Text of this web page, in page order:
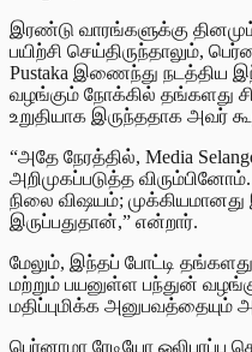
இரண்டு வாரங்களுக்கு
பயிற்சி செய்திருந்தாலும்,
Pustaka இணைந்து நடத்திய
வழங்கும் நோக்கில் தங்களது
உறுதியாக இருந்ததாக அவர்
“அதே நேரத்தில், Media
அறிமுகப்படுத்த
நிலை விஷயம்; முக்கியமானது
இருப்பதுதான்,” என்றார்.
மேலும், இந்தப் போட்டி
மற்றும் பயனுள்ள பந்துன்
மதிப்புமிக்க அனுபவத்தையும்
பெர்னாமா ரேடியோ